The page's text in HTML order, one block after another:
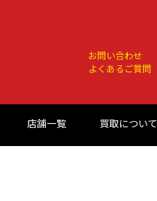
お問い合わせ
よくあるご質問
店舗一覧 買取について